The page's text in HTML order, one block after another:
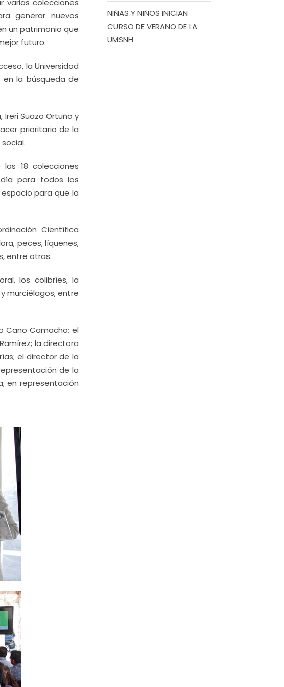
varias colecciones
generar nuevos
un patrimonio que
futuro.
la Universidad
la búsqueda de
Suazo Ortuño y
prioritario de la
18 colecciones
para todos los
para que la
Científica
peces, líquenes,
entre otras.
los colibríes, la
murciélagos, entre
Cano Camacho; el
la directora
el director de la
de la
en representación
NIÑAS Y NIÑOS INICIAN
CURSO DE VERANO DE LA
UMSNH